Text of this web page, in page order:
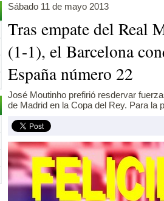
Sábado 11 de mayo 2013
Tras empate del Real
(1-1), el Barcelona
España número 22
José Moutinho prefirió resdervar
de Madrid en la Copa del Rey. Para la